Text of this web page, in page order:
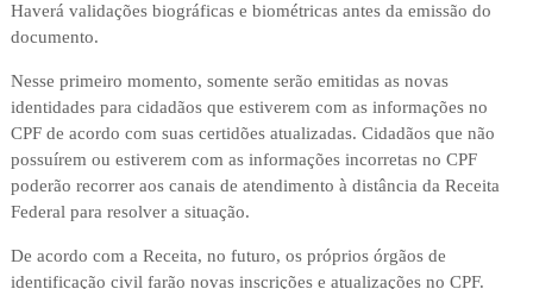
Haverá validações biográficas e biométricas antes da emissão do
documento.
Nesse primeiro momento, somente serão emitidas as novas
identidades para cidadãos que estiverem com as informações no
CPF de acordo com suas certidões atualizadas. Cidadãos que não
possuírem ou estiverem com as informações incorretas no CPF
poderão recorrer aos canais de atendimento à distância da Receita
Federal para resolver a situação.
De acordo com a Receita, no futuro, os próprios órgãos de
identificação civil farão novas inscrições e atualizações no CPF.